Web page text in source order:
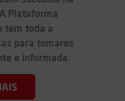
Plataforma
tem toda a
para tomares
e informada.